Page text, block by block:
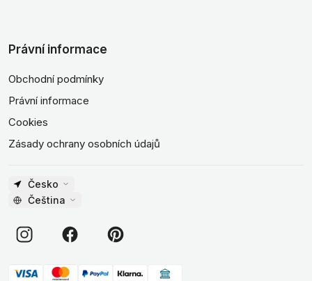
Právní informace
Obchodní podmínky
Právní informace
Cookies
Zásady ochrany osobních údajů
Česko
Čeština